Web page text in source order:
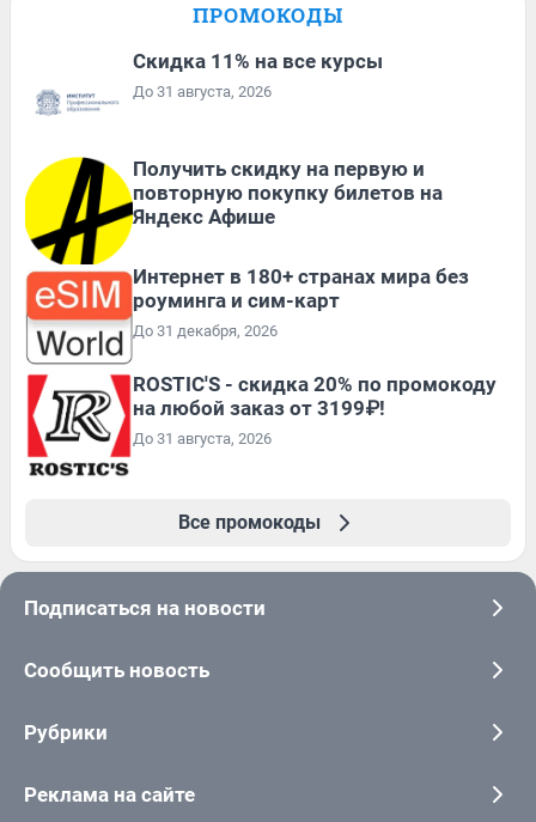
ПРОМОКОДЫ
Скидка 11% на все курсы
До 31 августа, 2026
Получить скидку на первую и
повторную покупку билетов на
Яндекс Афише
Интернет в 180+ странах мира без
роуминга и сим-карт
До 31 декабря, 2026
ROSTIC'S - скидка 20% по промокоду
на любой заказ от 3199₽!
До 31 августа, 2026
Все промокоды
Подписаться на новости
Сообщить новость
Рубрики
Реклама на сайте